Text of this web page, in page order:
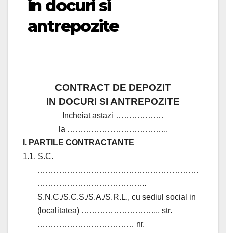
in docuri si
antrepozite
CONTRACT DE DEPOZIT
IN DOCURI SI ANTREPOZITE
Incheiat astazi ………………
la ………………………………..
I. PARTILE CONTRACTANTE
1.1. S.C.
……………………………………………………
…………………………………..
S.N.C./S.C.S./S.A./S.R.L., cu sediul social in
(localitatea) ……………………….., str.
……………………………… nr.